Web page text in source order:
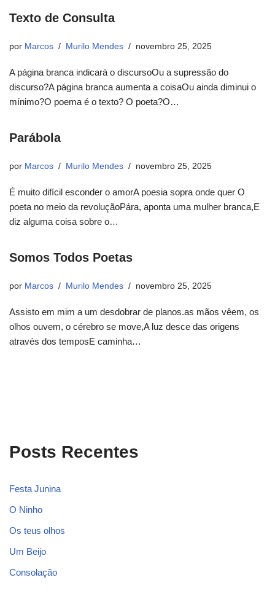
Texto de Consulta
por Marcos Murilo Mendes novembro 25, 2025
A página branca indicará o discursoOu a supressão do
discurso?A página branca aumenta a coisaOu ainda diminui o
mínimo?O poema é o texto? O poeta?O…
Parábola
por Marcos Murilo Mendes novembro 25, 2025
É muito difícil esconder o amorA poesia sopra onde quer O
poeta no meio da revoluçãoPára, aponta uma mulher branca,E
diz alguma coisa sobre o…
Somos Todos Poetas
por Marcos Murilo Mendes novembro 25, 2025
Assisto em mim a um desdobrar de planos.as mãos vêem, os
olhos ouvem, o cérebro se move,A luz desce das origens
através dos temposE caminha…
Posts Recentes
Festa Junina
O Ninho
Os teus olhos
Um Beijo
Consolação